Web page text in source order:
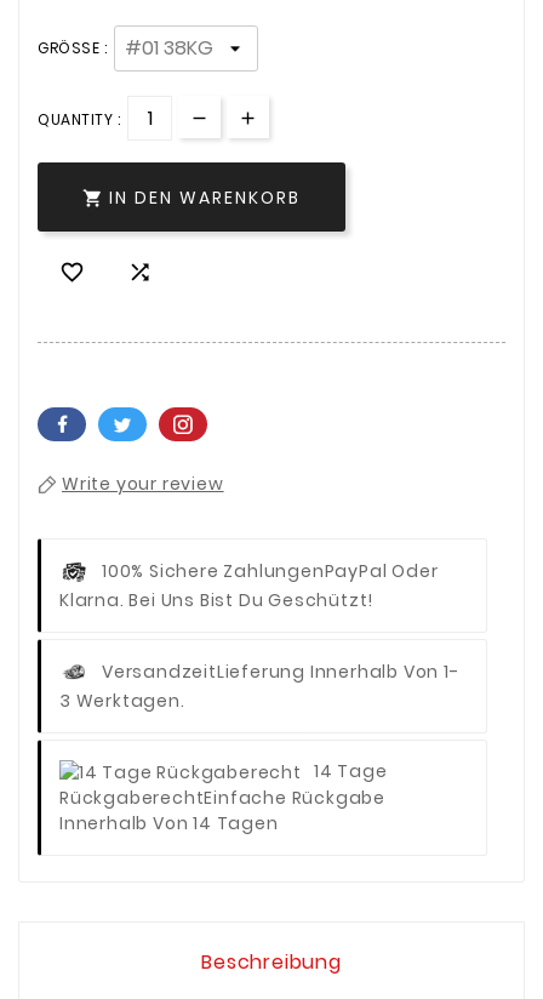
GRÖSSE :
QUANTITY :
 IN DEN WARENKORB
 
Write your review
100% Sichere ZahlungenPayPal Oder
Klarna. Bei Uns Bist Du Geschützt!
VersandzeitLieferung Innerhalb Von 1-
3 Werktagen.
14 Tage
RückgaberechtEinfache Rückgabe
Innerhalb Von 14 Tagen
Beschreibung